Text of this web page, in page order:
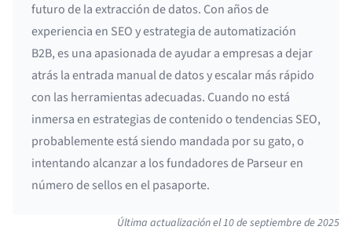
futuro de la extracción de datos. Con años de
experiencia en SEO y estrategia de automatización
B2B, es una apasionada de ayudar a empresas a dejar
atrás la entrada manual de datos y escalar más rápido
con las herramientas adecuadas. Cuando no está
inmersa en estrategias de contenido o tendencias SEO,
probablemente está siendo mandada por su gato, o
intentando alcanzar a los fundadores de Parseur en
número de sellos en el pasaporte.
Última actualización el10 de septiembre de 2025